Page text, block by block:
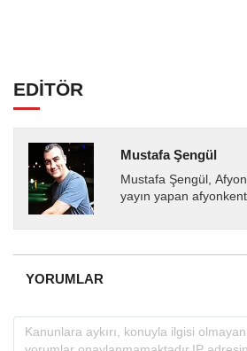
EDİTÖR
Mustafa Şengül
Mustafa Şengül,
yayın yapan
almakta, haber akışı...
YORUMLAR